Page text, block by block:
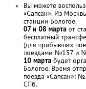
Вы можете
«Сапсан». Из
станции Бологое.
07 и 08 марта от
бесплатный
(для прибывших
поездами №157 и
10 марта будет
Бологое. Время
поезда
СПб.